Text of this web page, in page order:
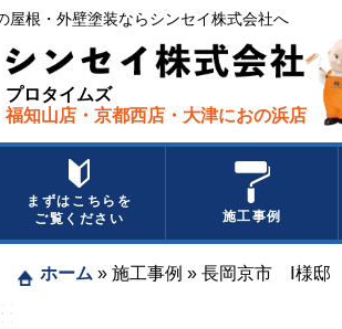
屋根・外壁塗装ならシンセイ株式会社へ​
プロタイムズ
福知山店・京都西店・大津におの浜店
まずはこちらを
ご覧ください
施工事例
ホーム » 施工事例 » 長岡京市 Ⅰ様邸